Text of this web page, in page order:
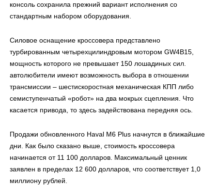
консоль сохранила прежний вариант исполнения со
стандартным набором оборудования.
Силовое оснащение кроссовера представлено
турбированным четырехцилиндровым мотором GW4B15,
мощность которого не превышает 150 лошадиных сил.
автолюбители имеют возможность выбора в отношении
трансмиссии – шестискоростная механическая КПП либо
семиступенчатый «робот» на два мокрых сцепления. Что
касается привода, то здесь задействована передняя ось.
Продажи обновленного Haval M6 Plus начнутся в ближайшие
дни. Как было сказано выше, стоимость кроссовера
начинается от 11 100 долларов. Максимальный ценник
заявлен в пределах 12 600 долларов, что соответствует 1,0
миллиону рублей.